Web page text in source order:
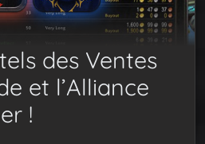
des Ventes
et l’Alliance
!